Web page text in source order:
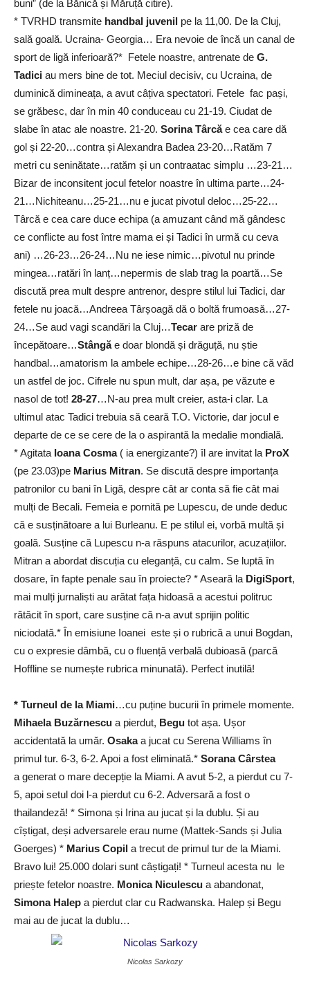
buni” (de la Bănică și Măruță citire).
* TVRHD transmite handbal juvenil pe la 11,00. De la Cluj,
sală goală. Ucraina- Georgia… Era nevoie de încă un canal de
sport de ligă inferioară?* Fetele noastre, antrenate de G.
Tadici au mers bine de tot. Meciul decisiv, cu Ucraina, de
duminică dimineața, a avut câțiva spectatori. Fetele fac pași,
se grăbesc, dar în min 40 conduceau cu 21-19. Ciudat de
slabe în atac ale noastre. 21-20. Sorina Târcăe cea care dă
gol și 22-20…contra și Alexandra Badea 23-20…Ratăm 7
metri cu seninătate…ratăm și un contraatac simplu …23-21…
Bizar de inconsitent jocul fetelor noastre în ultima parte…24-
21…Nichiteanu…25-21…nu e jucat pivotul deloc…25-22…
Târcă e cea care duce echipa (a amuzant când mă gândesc
ce conflicte au fost între mama ei și Tadici în urmă cu ceva
ani) …26-23…26-24…Nu ne iese nimic…pivotul nu prinde
mingea…ratări în lanț…nepermis de slab trag la poartă…Se
discută prea mult despre antrenor, despre stilul lui Tadici, dar
fetele nu joacă…Andreea Târșoagă dă o boltă frumoasă…27-
24…Se aud vagi scandări la Cluj…Tecar are priză de
începătoare…Stângăe doar blondă și drăguță, nu știe
handbal…amatorism la ambele echipe…28-26…e bine că văd
un astfel de joc. Cifrele nu spun mult, dar așa, pe văzute e
nasol de tot! 28-27…N-au prea mult creier, asta-i clar. La
ultimul atac Tadici trebuia să ceară T.O. Victorie, dar jocul e
departe de ce se cere de la o aspirantă la medalie mondială.
* Agitata Ioana Cosma( ia energizante?) îl are invitat la ProX
(pe 23.03)pe Marius Mitran. Se discută despre importanța
patronilor cu bani în Ligă, despre cât ar conta să fie cât mai
mulți de Becali. Femeia e pornită pe Lupescu, de unde deduc
că e susținătoare a lui Burleanu. E pe stilul ei, vorbă multă și
goală. Susține că Lupescu n-a răspuns atacurilor, acuzațiilor.
Mitran a abordat discuția cu eleganță, cu calm. Se luptă în
dosare, în fapte penale sau în proiecte? * Aseară la DigiSport,
mai mulți jurnaliști au arătat fața hidoasă a acestui politruc
rătăcit în sport, care susține că n-a avut sprijin politic
niciodată.* În emisiune Ioanei este și o rubrică a unui Bogdan,
cu o expresie dâmbă, cu o fluență verbală dubioasă (parcă
Hoffline se numește rubrica minunată). Perfect inutilă!
* Turneul de la Miami…cu puține bucurii în primele momente.
Mihaela Buzărnescu a pierdut, Begu tot așa. Ușor
accidentată la umăr. Osakaa jucat cu Serena Williams în
primul tur. 6-3, 6-2. Apoi a fost eliminată.* Sorana Cârstea
a generat o mare decepție la Miami. A avut 5-2, a pierdut cu 7-
5, apoi setul doi l-a pierdut cu 6-2. Adversară a fost o
thailandeză! * Simona și Irina au jucat și la dublu. Și au
cîștigat, deși adversarele erau nume (Mattek-Sands și Julia
Goerges) * Marius Copil a trecut de primul tur de la Miami.
Bravo lui! 25.000 dolari sunt câștigați! * Turneul acesta nu le
priește fetelor noastre. Monica Niculescu a abandonat,
Simona Halep a pierdut clar cu Radwanska. Halep și Begu
mai au de jucat la dublu…
Nicolas Sarkozy